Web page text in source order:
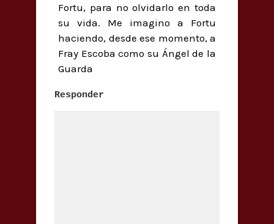
Fortu, para no olvidarlo en toda
su vida. Me imagino a Fortu
haciendo, desde ese momento, a
Fray Escoba como su Ángel de la
Guarda
Responder